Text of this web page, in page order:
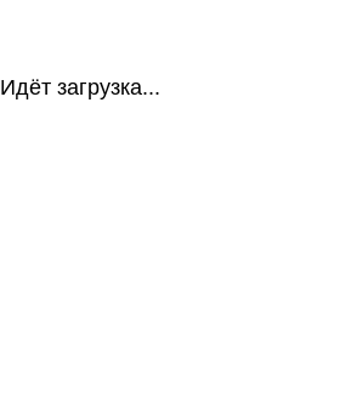
Идёт загрузка...